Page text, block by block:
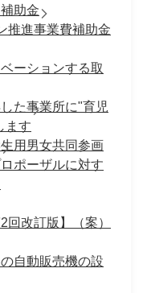
助金
推進事業費補助金
ーションする取
た事業所に"育児
ます
用男女共同参画
ポーザルに対す
改訂版】（案）
自動販売機の設